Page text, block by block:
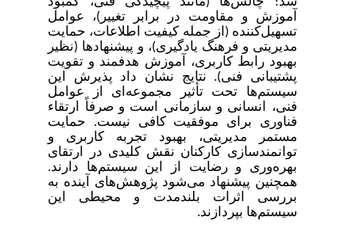
آموزش و مقاومت در برابر تغییر)، عوامل
تسهیل‌کننده (از جمله کیفیت اطلاعات، حمایت
مدیریتی و فرهنگ یادگیری)، و پیشنهادها (نظیر
بهبود رابط کاربری، آموزش هدفمند و تقویت
پشتیبانی فنی). نتایج نشان داد پذیرش این
سیستم‌ها تحت تأثیر مجموعه‌ای از عوامل
فنی، انسانی و سازمانی است و صرفاً ارتقاء
فناوری برای موفقیت کافی نیست. حمایت
مستمر مدیریتی، بهبود تجربه کاربری و
توانمندسازی کارکنان نقش کلیدی در ارتقای
بهره‌وری و رضایت از این سیستم‌ها دارند.
همچنین پیشنهاد می‌شود پژوهش‌های آینده به
بررسی اثرات بلندمدت و محیطی این
سیستم‌ها بپردازند.